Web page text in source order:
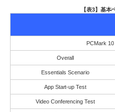
【表3】基本
PCMark
Overall
Essentials Scenario
App Start-up Test
Video Conferencing Test